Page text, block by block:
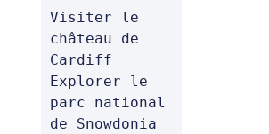
Visiter le
château de
Cardiff
Explorer le
parc national
de Snowdonia